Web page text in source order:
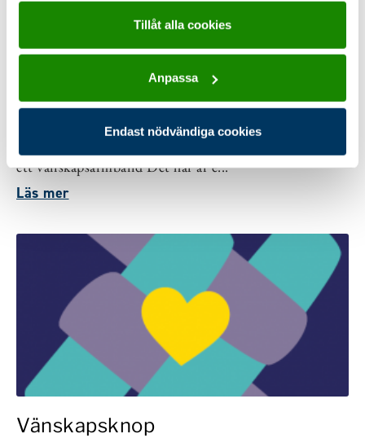
Tillåt alla cookies
Anpassa
Endast nödvändiga cookies
Vänskapspärlor
ett vänskapsarmband Det här är e...
Läs mer
Vänskapsknop